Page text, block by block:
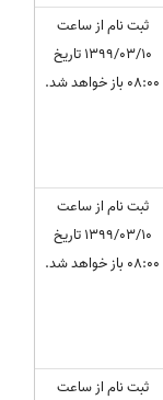
ثبت نام از ساعت
1399/03/10 تاریخ
08:00 باز خواهد شد.
ثبت نام از ساعت
1399/03/10 تاریخ
08:00 باز خواهد شد.
ثبت نام از ساعت